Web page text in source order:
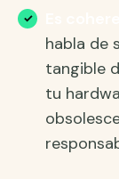
habla de
tangible
tu